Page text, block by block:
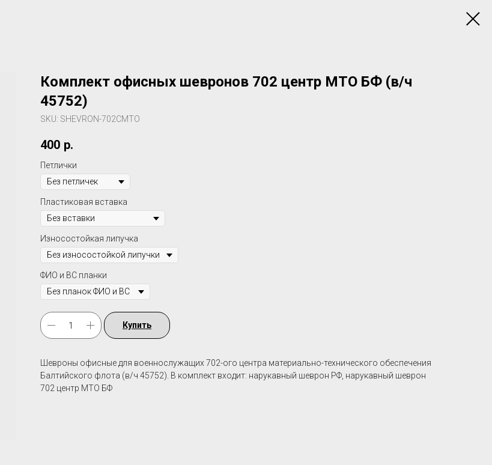
Комплект офисных шевронов 702 центр МТО БФ (в/ч
45752)
SKU: SHEVRON-702CMTO
400 р.
Петлички
Пластиковая вставка
Износостойкая липучка
ФИО и ВС планки
Купить
Шевроны офисные для военнослужащих 702-ого центра материально-технического обеспечения
Балтийского флота (в/ч 45752). В комплект входит: нарукавный шеврон РФ, нарукавный шеврон
702 центр МТО БФ